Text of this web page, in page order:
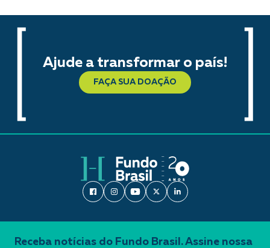
Ajude a transformar o país!
FAÇA SUA DOAÇÃO
Receba notícias do Fundo Brasil. Assine nossa